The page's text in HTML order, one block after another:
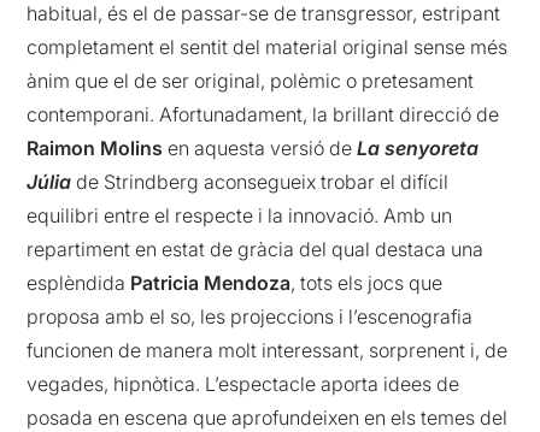
habitual, és el de passar-se de transgressor, estripant
completament el sentit del material original sense més
ànim que el de ser original, polèmic o pretesament
contemporani. Afortunadament, la brillant direcció de
Raimon Molins en aquesta versió deLa senyoreta
Júlia de Strindberg aconsegueix trobar el difícil
equilibri entre el respecte i la innovació. Amb un
repartiment en estat de gràcia del qual destaca una
esplèndida Patricia Mendoza, tots els jocs que
proposa amb el so, les projeccions i l’escenografia
funcionen de manera molt interessant, sorprenent i, de
vegades, hipnòtica. L’espectacle aporta idees de
posada en escena que aprofundeixen en els temes del